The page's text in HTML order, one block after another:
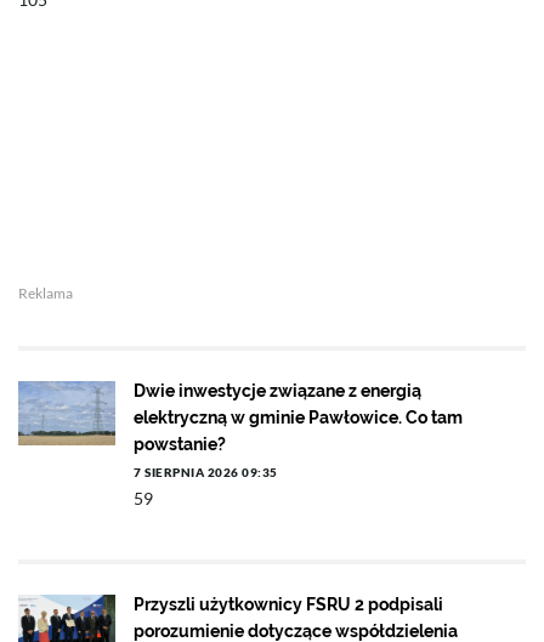
Reklama
Dwie inwestycje związane z energią
elektryczną w gminie Pawłowice. Co tam
powstanie?
7 SIERPNIA 2026 09:35
59
Przyszli użytkownicy FSRU 2 podpisali
porozumienie dotyczące współdzielenia